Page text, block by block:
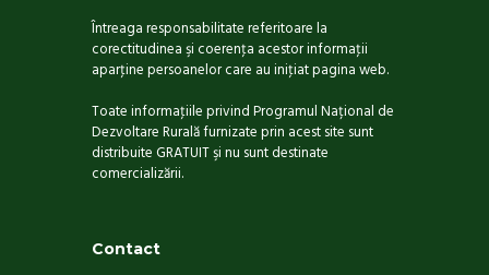
Întreaga responsabilitate referitoare la
corectitudinea şi coerenţa acestor informaţii
aparţine persoanelor care au iniţiat pagina web.
Toate informaţiile privind Programul Național de
Dezvoltare Rurală furnizate prin acest site sunt
distribuite GRATUIT şi nu sunt destinate
comercializării.
Contact